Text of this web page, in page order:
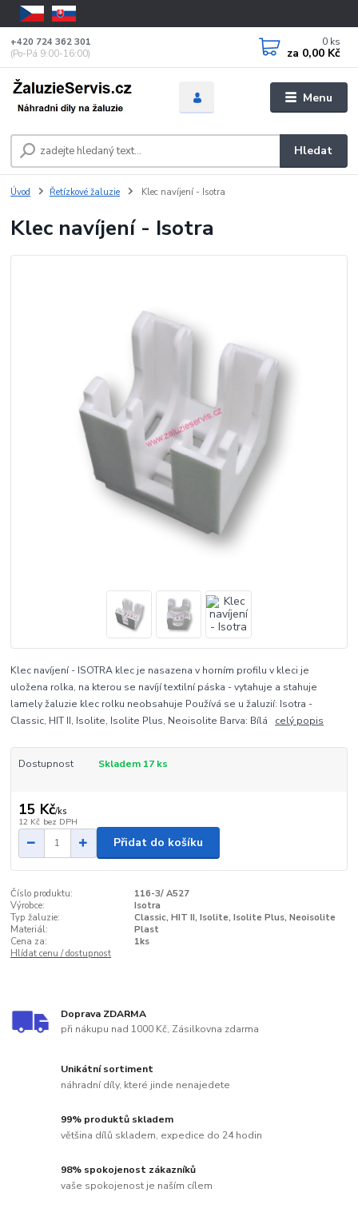
Menu
Hledat
+420 724 362 301
(Po-Pá 9:00-16:00)
0 ks
za 0,00 Kč
Úvod Řetízkové žaluzie Klec navíjení - Isotra
Klec navíjení - Isotra
Klec navíjení - ISOTRA klec je nasazena v horním profilu v kleci je
uložena rolka, na kterou se navíjí textilní páska - vytahuje a stahuje
lamely žaluzie klec rolku neobsahuje Používá se u žaluzií: Isotra -
Classic, HIT II, Isolite, Isolite Plus, Neoisolite Barva: Bílá celý popis
Dostupnost Skladem 17 ks
15 Kč/ks
12 Kč bez DPH
Přidat do košíku
Číslo produktu:
116-3/ A527
Výrobce:
Isotra
Typ žaluzie:
Classic, HIT II, Isolite, Isolite Plus, Neoisolite
Materiál:
Plast
Cena za:
1ks
Hlídat cenu / dostupnost
Doprava ZDARMA
při nákupu nad 1000 Kč, Zásilkovna zdarma
Unikátní sortiment
náhradní díly, které jinde nenajedete
99% produktů skladem
většina dílů skladem, expedice do 24 hodin
98% spokojenost zákazníků
vaše spokojenost je naším cílem